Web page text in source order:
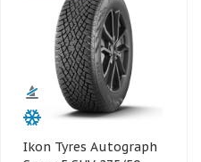
Ikon Tyres Autograph